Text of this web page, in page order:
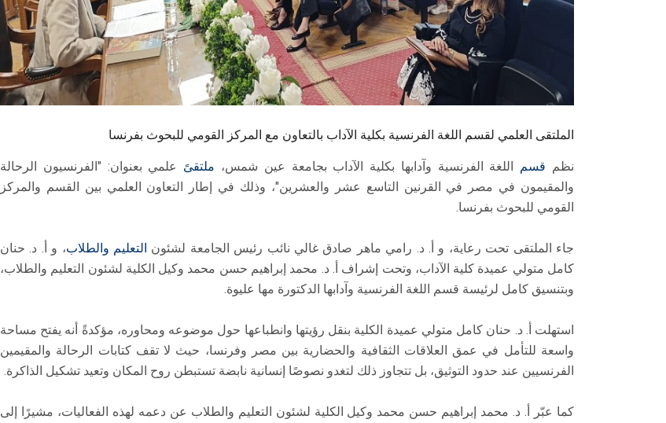
الملتقى العلمي لقسم اللغة الفرنسية بكلية الآداب بالتعاون مع المركز القومي للبحوث بفرنسا
نظم قسم اللغة الفرنسية وآدابها بكلية الآداب بجامعة عين شمس، ملتقىً علمي بعنوان: "الفرنسيون الرحالة
والمقيمون في مصر في القرنين التاسع عشر والعشرين"، وذلك في إطار التعاون العلمي بين القسم والمركز
القومي للبحوث بفرنسا.
​جاء الملتقى تحت رعاية، و أ. د. رامي ماهر صادق غالي نائب رئيس الجامعة لشئون التعليم والطلاب، و أ. د. حنان
كامل متولي عميدة كلية الآداب، وتحت إشراف أ. د. محمد إبراهيم حسن محمد وكيل الكلية لشئون التعليم والطلاب،
وبتنسيق كامل لرئيسة قسم اللغة الفرنسية وآدابها الدكتورة مها عليوة.
​استهلت أ. د. حنان كامل متولي عميدة الكلية بنقل رؤيتها وانطباعها حول موضوعه ومحاوره، مؤكدةً أنه يفتح مساحة
واسعة للتأمل في عمق العلاقات الثقافية والحضارية بين مصر وفرنسا، حيث لا تقف كتابات الرحالة والمقيمين
الفرنسيين عند حدود التوثيق، بل تتجاوز ذلك لتغدو نصوصًا إنسانية نابضة تستبطن روح المكان وتعيد تشكيل الذاكرة.
​كما عبّر أ. د. محمد إبراهيم حسن محمد وكيل الكلية لشئون التعليم والطلاب عن دعمه لهذه الفعاليات، مشيرًا إلى